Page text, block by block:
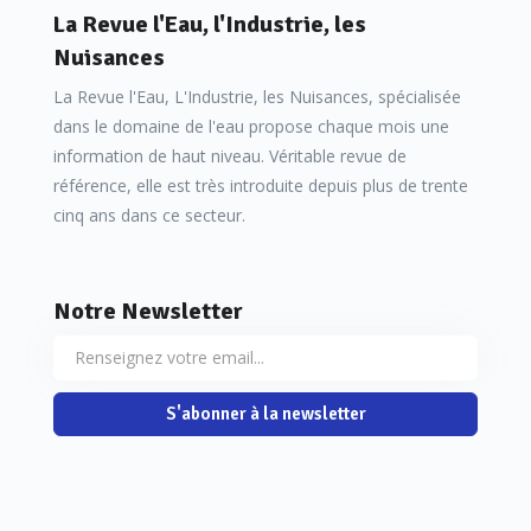
La Revue l'Eau, l'Industrie, les
Nuisances
La Revue l'Eau, L'Industrie, les Nuisances, spécialisée
dans le domaine de l'eau propose chaque mois une
information de haut niveau. Véritable revue de
référence, elle est très introduite depuis plus de trente
cinq ans dans ce secteur.
Notre Newsletter
S'abonner à la newsletter